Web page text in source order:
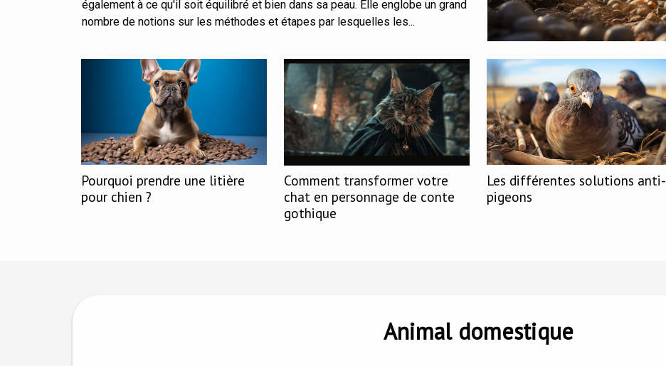
également à ce qu'il soit équilibré et bien dans sa peau. Elle englobe un grand
nombre de notions sur les méthodes et étapes par lesquelles les...
Pourquoi prendre une litière
pour chien ?
Comment transformer votre
chat en personnage de conte
gothique
Les différentes solutions anti-
pigeons
Animal domestique